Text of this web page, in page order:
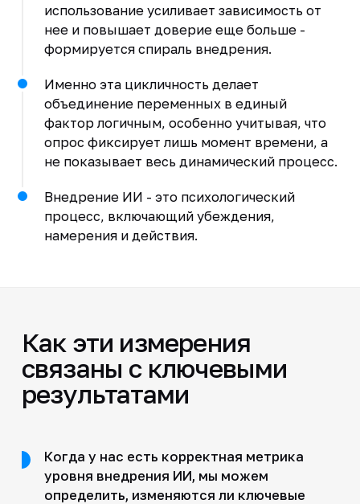
использование усиливает зависимость от
нее и повышает доверие еще больше -
формируется спираль внедрения.
Именно эта цикличность делает
объединение переменных в единый
фактор логичным, особенно учитывая, что
опрос фиксирует лишь момент времени, а
не показывает весь динамический процесс.
Внедрение ИИ - это психологический
процесс, включающий убеждения,
намерения и действия.
Как эти измерения
связаны с ключевыми
результатами
Когда у нас есть корректная метрика
уровня внедрения ИИ, мы можем
определить, изменяются ли ключевые